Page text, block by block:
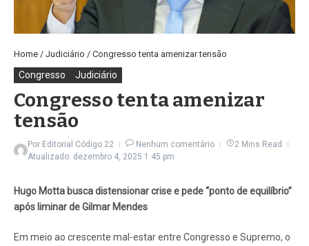
Home / Judiciário / Congresso tenta amenizar tensão
Congresso Judiciário
Congresso tenta amenizar
tensão
Por Editorial Código 22 Nenhum comentário
2 Mins Read
Atualizado: dezembro 4, 2025 1:45 pm
Hugo Motta busca distensionar crise e pede “ponto de equilíbrio”
após liminar de Gilmar Mendes
Em meio ao crescente mal-estar entre Congresso e Supremo, o